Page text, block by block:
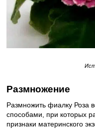
Размножение
Размножить фиалку Роза
способами, при которых
признаки материнского